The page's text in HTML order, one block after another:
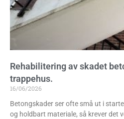
Rehabilitering av skadet
trappehus.
16/06/2026
Betongskader ser ofte små ut i
og holdbart materiale, så krever det